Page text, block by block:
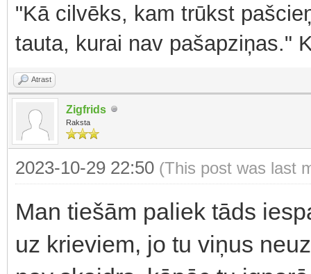
"Kā cilvēks, kam trūkst
tauta, kurai nav pašapziņas."
Atrast
Zigfrids
Raksta
2023-10-29 22:50 (This post was last
Man tiešām paliek tāds
uz krieviem, jo tu viņus